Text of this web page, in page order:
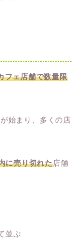
フェ店舗で数量限
始まり、多くの店
に売り切れた店舗
並ぶ